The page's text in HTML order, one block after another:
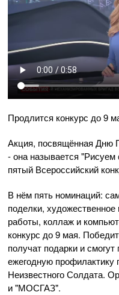
Продлится конкурс до 9
Акция, посвящённая Дню
- она называется
пятый Всероссийский
В нём пять номинаций:
поделки,
работы, коллаж и
конкурс до 9 мая.
получат подарки и
ежегодную профилактику
Неизвестного Солдата.
и "МОСГАЗ".